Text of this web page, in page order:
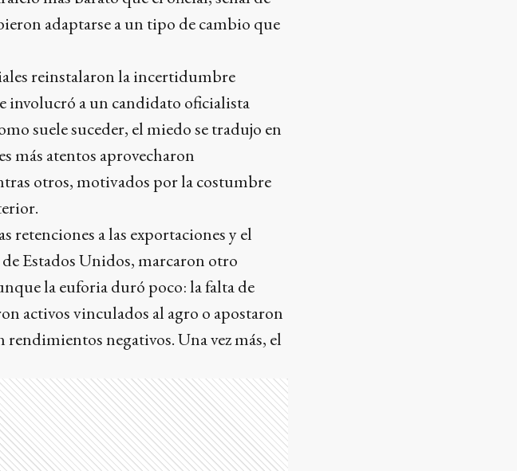
adaptarse a un tipo de cambio que
reinstalaron la incertidumbre
involucró a un candidato oficialista
suele suceder, el miedo se tradujo en
más atentos aprovecharon
otros, motivados por la costumbre
a las exportaciones y el
Estados Unidos, marcaron otro
la euforia duró poco: la falta de
activos vinculados al agro o apostaron
negativos. Una vez más, el